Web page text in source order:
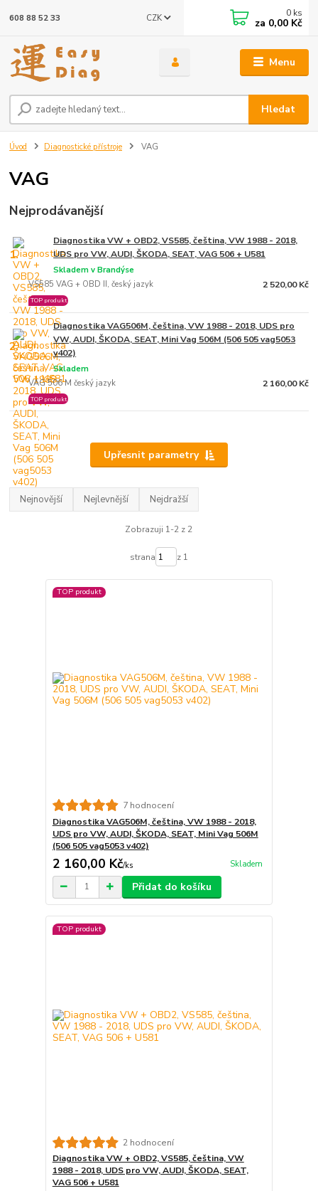
Menu
CZK
Hledat
608 88 52 33 0 ks
za 0,00 Kč
Úvod Diagnostické přístroje VAG
VAG
Nejprodávanější
1.
Diagnostika VW + OBD2, VS585, čeština, VW 1988 - 2018,
UDS pro VW, AUDI, ŠKODA, SEAT, VAG 506 + U581
VS585 VAG + OBD II, český jazyk
Skladem v Brandýse
TOP produkt
2 520,00 Kč
2.
Diagnostika VAG506M, čeština, VW 1988 - 2018, UDS pro
VW, AUDI, ŠKODA, SEAT, Mini Vag 506M (506 505 vag5053
v402)
VAG 506 M český jazyk
Skladem
TOP produkt
2 160,00 Kč
Upřesnit parametry
Nejnovější Nejlevnější Nejdražší
Zobrazuji 1-2 z 2
strana z 1
TOP produkt
7 hodnocení
Diagnostika VAG506M, čeština, VW 1988 - 2018,
UDS pro VW, AUDI, ŠKODA, SEAT, Mini Vag 506M
(506 505 vag5053 v402)
2 160,00 Kč/ks Skladem
Přidat do košíku
TOP produkt
2 hodnocení
Diagnostika VW + OBD2, VS585, čeština, VW
1988 - 2018, UDS pro VW, AUDI, ŠKODA, SEAT,
VAG 506 + U581